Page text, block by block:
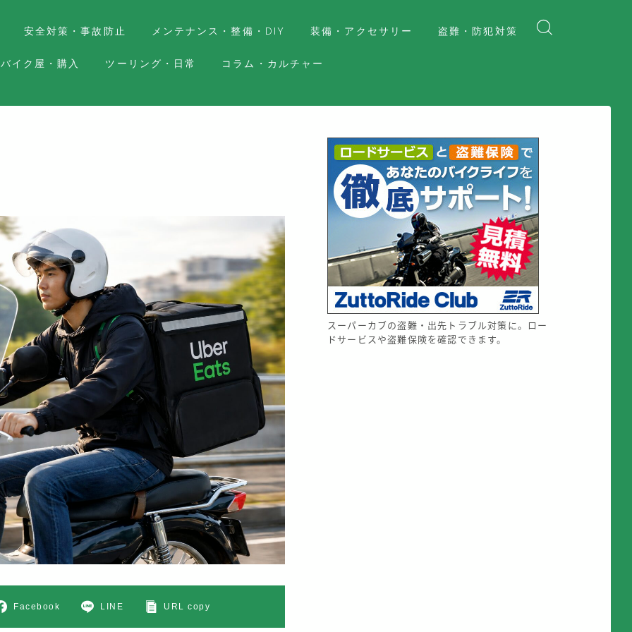
安全対策・事故防止 メンテナンス・整備・DIY 装備・アクセサリー 盗難・防犯対策
バイク屋・購入 ツーリング・日常 コラム・カルチャー
Facebook LINE URL copy
スーパーカブの盗難・出先トラブル対策に。ロー
ドサービスや盗難保険を確認できます。